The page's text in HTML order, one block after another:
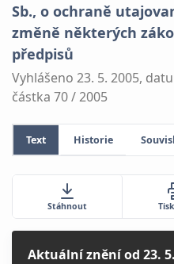
Sb., o ochraně
změně některých
předpisů
Vyhlášeno 23. 5. 2005,
částka 70 / 2005
Text Historie
Stáhnout
Aktuální zněníod 23.